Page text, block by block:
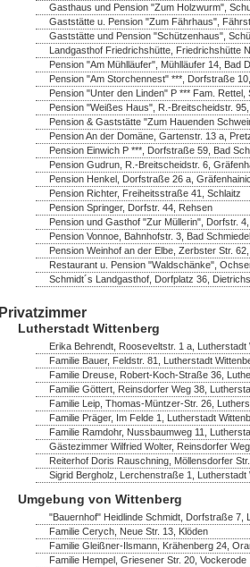
Gasthaus und Pension "Zum Holzwurm",
Gaststätte u. Pension "Zum Fährhaus",
Gaststätte und Pension "Schützenhaus",
Landgasthof Friedrichshütte, Friedrichshütte
Pension "Am Mühlläufer", Mühlläufer 14, Bad
Pension "Am Storchennest" ***, Dorfstraße
Pension "Unter den Linden" P *** Fam.
Pension "Weißes Haus", R.-Breitscheidstr.
Pension & Gaststätte "Zum Hauenden
Pension An der Domäne, Gartenstr. 13 a,
Pension Einwich P ***, Dorfstraße 59, Bad
Pension Gudrun, R.-Breitscheidstr. 6,
Pension Henkel, Dorfstraße 26 a,
Pension Richter, Freiheitsstraße 41, Schlaitz
Pension Springer, Dorfstr. 44, Rehsen
Pension und Gasthof "Zur Müllerin", Dorfstr.
Pension Vonnoe, Bahnhofstr. 3, Bad
Pension Weinhof an der Elbe, Zerbster Str.
Restaurant u. Pension "Waldschänke",
Schmidt´s Landgasthof, Dorfplatz 36,
Privatzimmer
Lutherstadt Wittenberg
Erika Behrendt, Rooseveltstr. 1 a, Lutherstadt
Familie Bauer, Feldstr. 81, Lutherstadt
Familie Dreuse, Robert-Koch-Straße 36,
Familie Göttert, Reinsdorfer Weg 38,
Familie Leip, Thomas-Müntzer-Str. 26,
Familie Präger, Im Felde 1, Lutherstadt
Familie Ramdohr, Nussbaumweg 11,
Gästezimmer Wilfried Wolter, Reinsdorfer
Reiterhof Doris Rauschning, Möllensdorfer
Sigrid Bergholz, Lerchenstraße 1,
Umgebung von Wittenberg
"Bauernhof" Heidlinde Schmidt, Dorfstraße 7,
Familie Cerych, Neue Str. 13, Klöden
Familie Gleißner-Ilsmann, Krähenberg 24,
Familie Hempel, Griesener Str. 20, Vockerode